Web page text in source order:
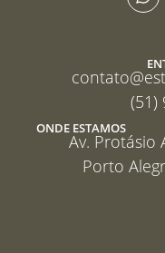
(51)
ONDE ESTAMOS
Av. Protásio
Porto